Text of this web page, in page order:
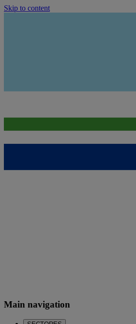
Skip to content
Main navigation